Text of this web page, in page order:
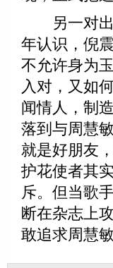
另一对出
年认识，倪
不允许身为
入对，又如
闻情人，制
落到与周慧
就是好朋友
护花使者其
斥。但当歌
断在杂志上
敢追求周慧敏